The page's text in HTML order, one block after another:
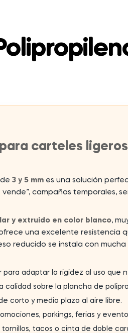
carteles
3 y 5 mm es una solución
vende”, campañas temporales,
y extruido en color blanco,
una excelente resistencia
reducido se instala con
para adaptar la rigidez al uso que
calidad sobre la plancha de
corto y medio plazo al aire libre.
parkings, ferias y
tacos o cinta de doble